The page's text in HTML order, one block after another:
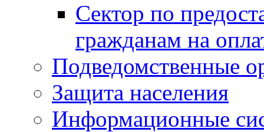
Сектор по
гражданам на
Подведомственные
Защита населения
Информационные